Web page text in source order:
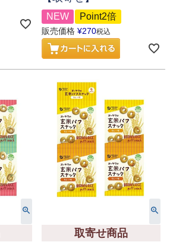
NEW Point2倍
販売価格 ¥270税込
取寄せ商品